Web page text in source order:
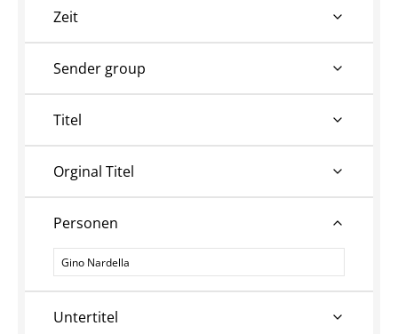
Zeit
Sender group
Titel
Orginal Titel
Personen
Personen
Untertitel